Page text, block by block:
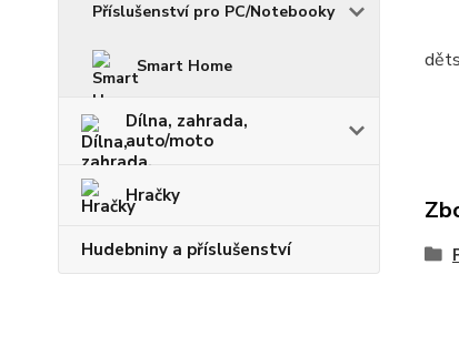
Příslušenství pro PC/Notebooky
Smart Home
Dílna, zahrada,
auto/moto
Hračky
Hudebniny a příslušenství